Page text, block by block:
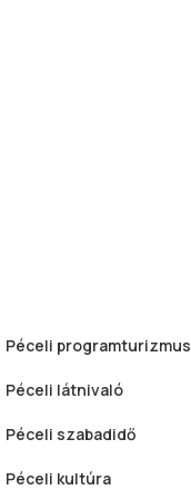
Péceli programturizmus
Péceli látnivaló
Péceli szabadidő
Péceli kultúra